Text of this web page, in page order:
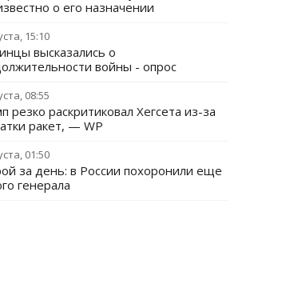
о его назначении
15:10
высказались о
войны - опрос
08:55
резко раскритиковал Хегсета из-за
ракет, — WP
01:50
за день: в России похоронили еще
генерала